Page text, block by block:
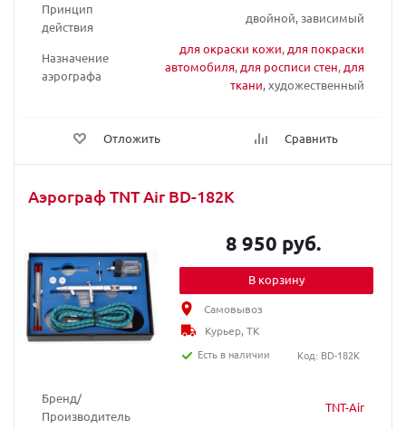
Принцип
действия
двойной, зависимый
Назначение
аэрографа
для окраски кожи, для покраски
автомобиля, для росписи стен, для
ткани, художественный
Отложить Сравнить
Аэрограф TNT Air BD-182K
Бренд/
Производитель
TNT-Air
8 950 руб.
В корзину
Самовывоз
Курьер, ТК
Есть в наличии
Код: BD-182K